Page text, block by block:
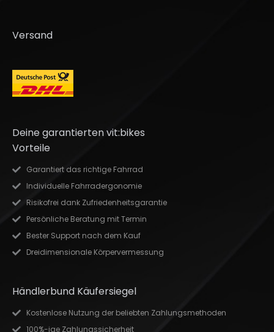
Versand
Deine garantierten vit:bikes
Vorteile
Garantiert das richtige Fahrrad
Individuelle Fahrradergonomie
Risikofrei dank Zufriedenheitsgarantie
Persönliche Beratung mit Termin
Bester Support nach dem Kauf
Dreidimensionale Körpervermessung
Händlerbund Käufersiegel
Kostenlose Nutzung der beliebten Zahlungsmethoden
100%-ige Zahlungssicherheit